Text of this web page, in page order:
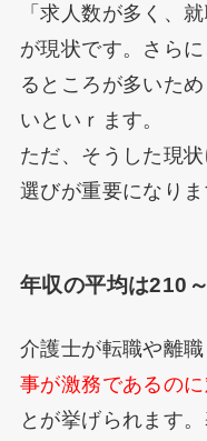
「求人数が多く、
が現状です。さら
るところが多いた
いといｒます。
ただ、そうした現
選びが重要になりま
年収の平均は210
介護士が転職や離
事が激務であるの
とが挙げられます